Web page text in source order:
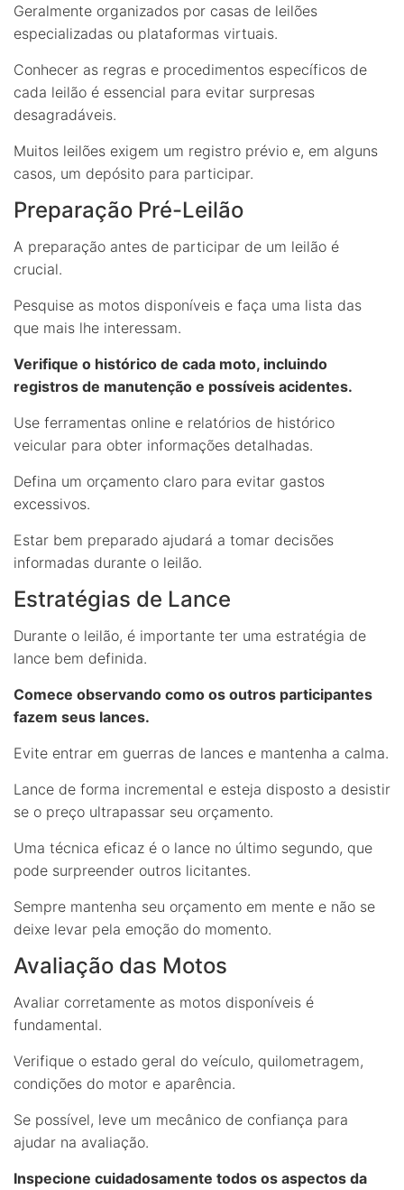
Geralmente organizados por casas de leilões
especializadas ou plataformas virtuais.
Conhecer as regras e procedimentos específicos de
cada leilão é essencial para evitar surpresas
desagradáveis.
Muitos leilões exigem um registro prévio e, em alguns
casos, um depósito para participar.
Preparação Pré-Leilão
A preparação antes de participar de um leilão é
crucial.
Pesquise as motos disponíveis e faça uma lista das
que mais lhe interessam.
Verifique o histórico de cada moto, incluindo
registros de manutenção e possíveis acidentes.
Use ferramentas online e relatórios de histórico
veicular para obter informações detalhadas.
Defina um orçamento claro para evitar gastos
excessivos.
Estar bem preparado ajudará a tomar decisões
informadas durante o leilão.
Estratégias de Lance
Durante o leilão, é importante ter uma estratégia de
lance bem definida.
Comece observando como os outros participantes
fazem seus lances.
Evite entrar em guerras de lances e mantenha a calma.
Lance de forma incremental e esteja disposto a desistir
se o preço ultrapassar seu orçamento.
Uma técnica eficaz é o lance no último segundo, que
pode surpreender outros licitantes.
Sempre mantenha seu orçamento em mente e não se
deixe levar pela emoção do momento.
Avaliação das Motos
Avaliar corretamente as motos disponíveis é
fundamental.
Verifique o estado geral do veículo, quilometragem,
condições do motor e aparência.
Se possível, leve um mecânico de confiança para
ajudar na avaliação.
Inspecione cuidadosamente todos os aspectos da